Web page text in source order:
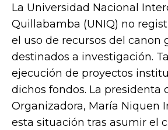
La Universidad Nacional
Quillabamba (UNIQ) no
el uso de recursos del canon
destinados a investigación.
ejecución de proyectos
dichos fondos. La presidenta
Organizadora, María Niquen
esta situación tras asumir el